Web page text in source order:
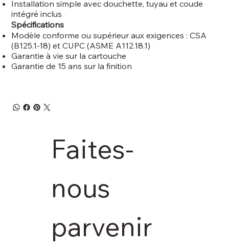
Installation simple avec douchette, tuyau et coude
intégré inclus
Spécifications
Modèle conforme ou supérieur aux exigences : CSA
(B125.1-18) et CUPC (ASME A112.18.1)
Garantie à vie sur la cartouche
Garantie de 15 ans sur la finition
Faites-
nous
parvenir